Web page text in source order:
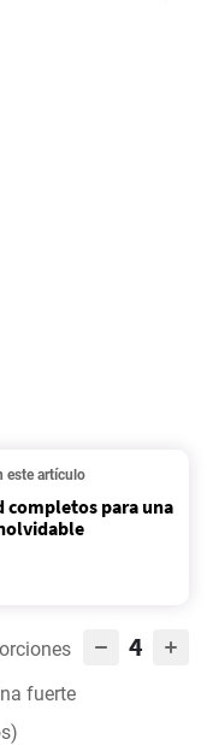
este artículo
completos para una
4
fuerte